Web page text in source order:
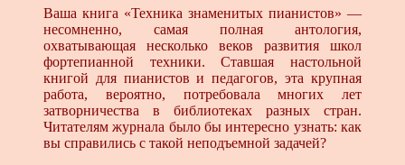
Ваша книга «Техника знаменитых пианистов» —
несомненно, самая полная антология,
охватывающая несколько веков развития школ
фортепианной техники. Ставшая настольной
книгой для пианистов и педагогов, эта крупная
работа, вероятно, потребовала многих лет
затворничества в библиотеках разных стран.
Читателям журнала было бы интересно узнать: как
вы справились с такой неподъемной задачей?